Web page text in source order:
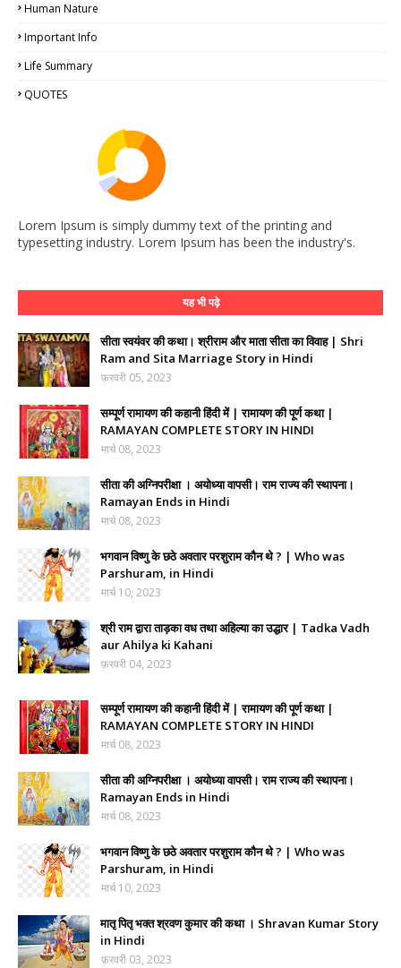
Human Nature
Important Info
Life Summary
QUOTES
Lorem Ipsum is simply dummy text of the printing and
typesetting industry. Lorem Ipsum has been the industry's.
यह भी पढ़े
सीता स्वयंवर की कथा। श्रीराम और माता सीता का विवाह | Shri
Ram and Sita Marriage Story in Hindi
फ़रवरी 05, 2023
सम्पूर्ण रामायण की कहानी हिंदी में | रामायण की पूर्ण कथा |
RAMAYAN COMPLETE STORY IN HINDI
मार्च 08, 2023
सीता की अग्निपरीक्षा । अयोध्या वापसी। राम राज्य की स्थापना।
Ramayan Ends in Hindi
मार्च 08, 2023
भगवान विष्णु के छठे अवतार परशुराम कौन थे ? | Who was
Parshuram, in Hindi
मार्च 10, 2023
श्री राम द्वारा ताड़का वध तथा अहिल्या का उद्धार | Tadka Vadh
aur Ahilya ki Kahani
फ़रवरी 04, 2023
सम्पूर्ण रामायण की कहानी हिंदी में | रामायण की पूर्ण कथा |
RAMAYAN COMPLETE STORY IN HINDI
मार्च 08, 2023
सीता की अग्निपरीक्षा । अयोध्या वापसी। राम राज्य की स्थापना।
Ramayan Ends in Hindi
मार्च 08, 2023
भगवान विष्णु के छठे अवतार परशुराम कौन थे ? | Who was
Parshuram, in Hindi
मार्च 10, 2023
मातृ पितृ भक्त श्रवण कुमार की कथा । Shravan Kumar Story
in Hindi
फ़रवरी 03, 2023